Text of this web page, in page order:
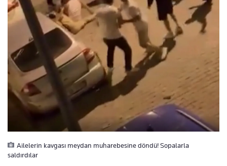
Ailelerin kavgası meydan muharebesine döndü! Sopalarla
saldırdılar